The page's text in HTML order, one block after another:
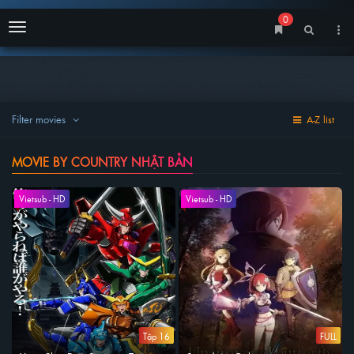
Menu
0
Filter movies A-Z list
MOVIE BY COUNTRY NHẬT BẢN
Vietsub - HD
Tập 16
Vietsub - HD
FULL